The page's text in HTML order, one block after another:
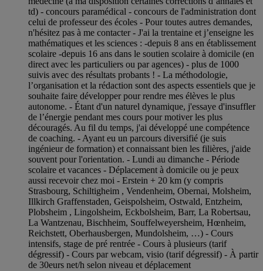
td) - concours paramédical - concours de l'administration dont
celui de professeur des écoles - Pour toutes autres demandes,
n'hésitez pas à me contacter - J'ai la trentaine et j’enseigne les
mathématiques et les sciences : -depuis 8 ans en établissement
scolaire -depuis 16 ans dans le soutien scolaire à domicile (en
direct avec les particuliers ou par agences) - plus de 1000
suivis avec des résultats probants ! - La méthodologie,
l’organisation et la rédaction sont des aspects essentiels que je
souhaite faire développer pour rendre mes élèves le plus
autonome. - Étant d'un naturel dynamique, j'essaye d'insuffler
de l’énergie pendant mes cours pour motiver les plus
découragés. Au fil du temps, j'ai développé une compétence
de coaching. - Ayant eu un parcours diversifié (je suis
ingénieur de formation) et connaissant bien les filières, j'aide
souvent pour l'orientation. - Lundi au dimanche - Période
scolaire et vacances - Déplacement à domicile ou je peux
aussi recevoir chez moi - Erstein + 20 km (y compris
Strasbourg, Schiltigheim , Vendenheim, Obernai, Molsheim,
Illkirch Graffenstaden, Geispolsheim, Ostwald, Entzheim,
Plobsheim , Lingolsheim, Eckbolsheim, Barr, La Robertsau,
La Wantzenau, Bischheim, Souffelweyersheim, Hœnheim,
Reichstett, Oberhausbergen, Mundolsheim, …) - Cours
intensifs, stage de pré rentrée - Cours à plusieurs (tarif
dégressif) - Cours par webcam, visio (tarif dégressif) - À partir
de 30eurs net/h selon niveau et déplacement